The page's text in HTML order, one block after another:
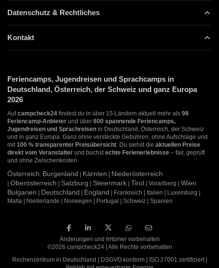
Datenschutz & Rechtliches
Kontakt
Feriencamps, Jugendreisen und Sprachcamps in
Deutschland, Österreich, der Schweiz und ganz Europa
2026
Aufcampcheck24 findest du in über 15 Ländern aktuell mehr als 98
Feriencamp-Anbieter und über 600 spannende Feriencamps,
Jugendreisen und Sprachreisen in Deutschland, Österreich, der Schweiz
und in ganz Europa. Ganz ohne versteckte Gebühren, ohne Aufschläge und
mit100 % transparenter Preisübersicht. Du siehst die aktuellen Preise
direkt vom Veranstalter und buchstechte Ferienerlebnisse – fair, geprüft
und ohne Zwischenkosten.
Österreich: Burgenland Kärnten Niederösterreich
Oberösterreich Salzburg Steiermark Tirol | Vorarlberg | Wien
Bulgarien
Deutschland England | Frankreich | Italien | Luxemburg |
Malta | Niederlande | Norwegen | Portugal | Schweiz | Spanien
Änderungen und Irrtümer vorbehalten
©2026 campcheck24 | Alle Rechte vorbehalten
Rechenzentrum in Deutschland | DSGVO konform | ISO 27001 zertifiziert |